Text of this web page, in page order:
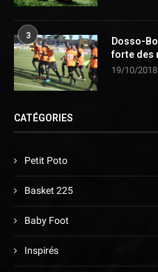
3
Dosso-
forte des
19/10/2018
CATÉGORIES
Petit Poto
Basket 225
Baby Foot
Inspirés